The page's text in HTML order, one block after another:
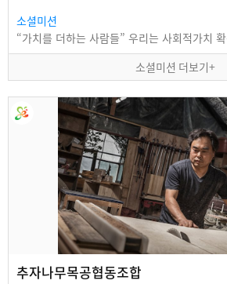
소셜미션
소셜미션 더보기+
추자나무목공협동조합